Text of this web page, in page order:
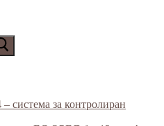
система за контролиран